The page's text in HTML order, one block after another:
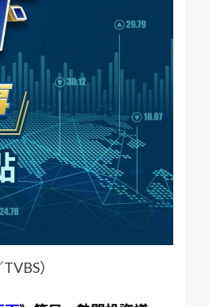
）